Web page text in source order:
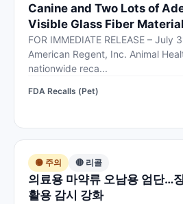
Canine and Two Lots of
Visible Glass Fiber
FOR IMMEDIATE RELEASE – July
American Regent, Inc. Animal
nationwide reca...
FDA Recalls (Pet)
🟡 주의 🔴 리콜
의료용 마약류 오남용 엄단…
활용 감시 강화